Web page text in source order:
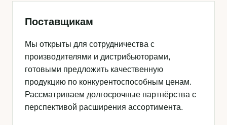
Поставщикам
Мы открыты для сотрудничества с
производителями и дистрибьюторами,
готовыми предложить качественную
продукцию по конкурентоспособным ценам.
Рассматриваем долгосрочные партнёрства с
перспективой расширения ассортимента.